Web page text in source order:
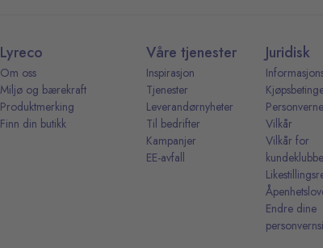
Lyreco
Om oss
Miljø og bærekraft
Produktmerking
Finn din butikk
Våre tjenester
Inspirasjon
Tjenester
Leverandørnyheter
Til bedrifter
Kampanjer
EE-avfall
Juridisk
Vilkår
Vilkår for
Endre dine